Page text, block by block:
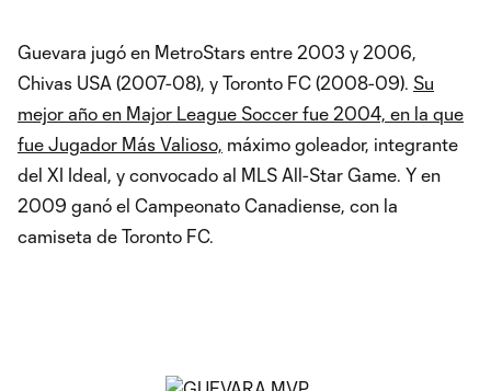
Guevara jugó en MetroStars entre 2003 y 2006,
Chivas USA (2007-08), y Toronto FC (2008-09). Su
mejor año en Major League Soccer fue 2004, en la que
fue Jugador Más Valioso, máximo goleador, integrante
del XI Ideal, y convocado al MLS All-Star Game. Y en
2009 ganó el Campeonato Canadiense, con la
camiseta de Toronto FC.